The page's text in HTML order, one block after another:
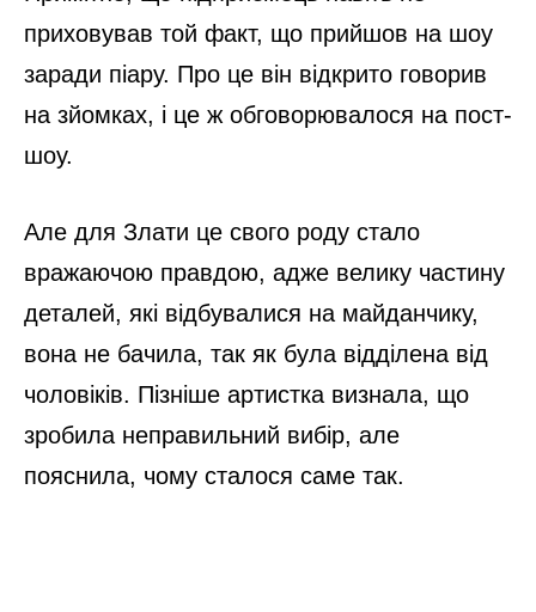
приховував той факт, що прийшов на шоу
заради піару. Про це він відкрито говорив
на зйомках, і це ж обговорювалося на пост-
шоу.
Але для Злати це свого роду стало
вражаючою правдою, адже велику частину
деталей, які відбувалися на майданчику,
вона не бачила, так як була відділена від
чоловіків. Пізніше артистка визнала, що
зробила неправильний вибір, але
пояснила, чому сталося саме так.